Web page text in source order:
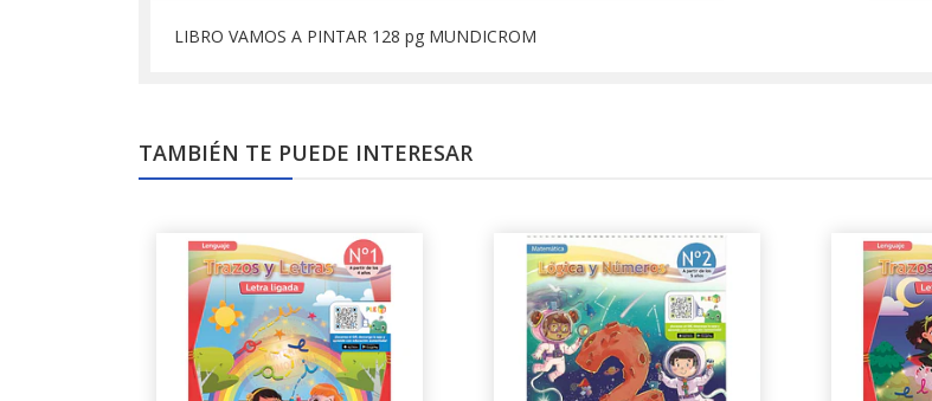
LIBRO VAMOS A PINTAR 128 pg MUNDICROM
TAMBIÉN TE PUEDE INTERESAR